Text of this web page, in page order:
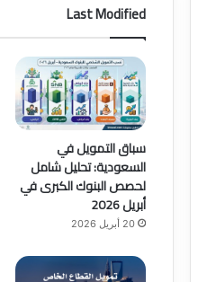
ب
و
ك
Last Modified
سباق التمويل في
السعودية: تحليل شامل
لحصص البنوك الكبرى في
أبريل 2026
20 أبريل 2026